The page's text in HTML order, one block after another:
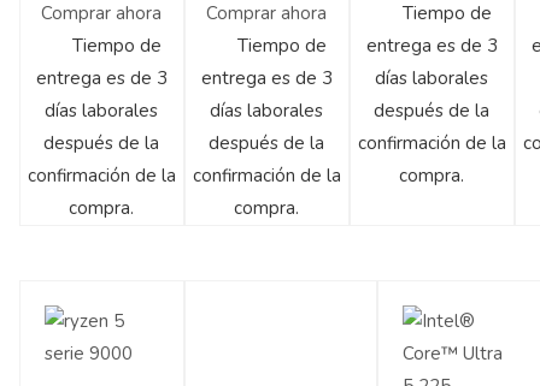
Comprar ahora
Tiempo de
entrega es de 3
días laborales
después de la
confirmación de la
compra.
Comprar ahora
Tiempo de
entrega es de 3
días laborales
después de la
confirmación de la
compra.
Tiempo de
entrega es de 3
días laborales
después de la
confirmación de la
compra.